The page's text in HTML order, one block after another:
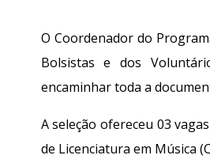
O Coordenador do
Bolsistas e dos
encaminhar toda a
A seleção ofereceu 03
de Licenciatura em Música